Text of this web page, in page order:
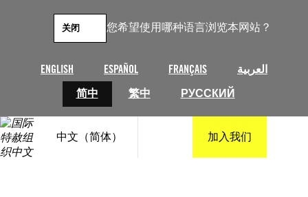
您希望使用哪种语言浏览本网站？
ENGLISH ESPAÑOL FRANÇAIS
العربية
简中
繁中 РУССКИЙ
关闭
中文（简体） 加入我们